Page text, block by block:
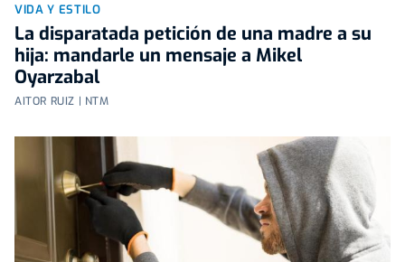
VIDA Y ESTILO
La disparatada petición de una madre a su
hija: mandarle un mensaje a Mikel
Oyarzabal
AITOR RUIZ | NTM